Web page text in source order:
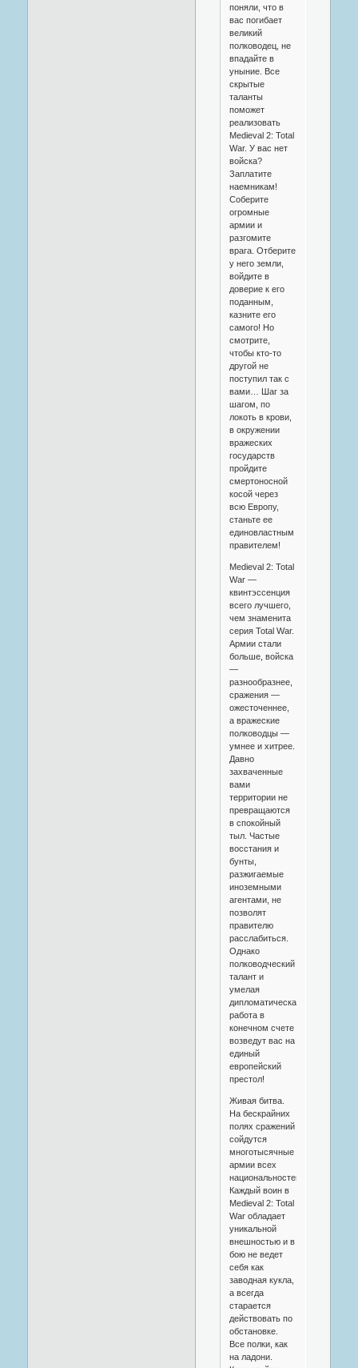
поняли, что в
вас погибает
великий
полководец, не
впадайте в
уныние. Все
скрытые
таланты
поможет
реализовать
Medieval 2: Total
War. У вас нет
войска?
Заплатите
наемникам!
Соберите
огромные
армии и
разгомите
врага. Отберите
у него земли,
войдите в
доверие к его
поданным,
казните его
самого! Но
смотрите,
чтобы кто-то
другой не
поступил так с
вами… Шаг за
шагом, по
локоть в крови,
в окружении
вражеских
государств
пройдите
смертоносной
косой через
всю Европу,
станьте ее
единовластным
правителем!
Medieval 2: Total
War —
квинтэссенция
всего лучшего,
чем знаменита
серия Total War.
Армии стали
больше, войска
—
разнообразнее,
сражения —
ожесточеннее,
а вражеские
полководцы —
умнее и хитрее.
Давно
захваченные
вами
территории не
превращаются
в спокойный
тыл. Частые
восстания и
бунты,
разжигаемые
иноземными
агентами, не
позволят
правителю
расслабиться.
Однако
полководческий
талант и
умелая
дипломатическая
работа в
конечном счете
возведут вас на
единый
европейский
престол!
Живая битва.
На бескрайних
полях сражений
сойдутся
многотысячные
армии всех
национальностей.
Каждый воин в
Medieval 2: Total
War обладает
уникальной
внешностью и в
бою не ведет
себя как
заводная кукла,
а всегда
старается
действовать по
обстановке.
Все полки, как
на ладони.